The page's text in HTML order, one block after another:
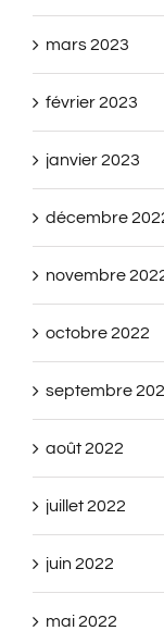
mars 2023
février 2023
janvier 2023
décembre
novembre
octobre 2022
septembre
août 2022
juillet 2022
juin 2022
mai 2022